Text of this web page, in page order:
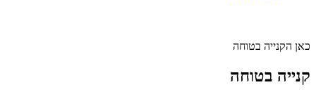
כאן הקנייה בטוחה
קנייה בטוחה